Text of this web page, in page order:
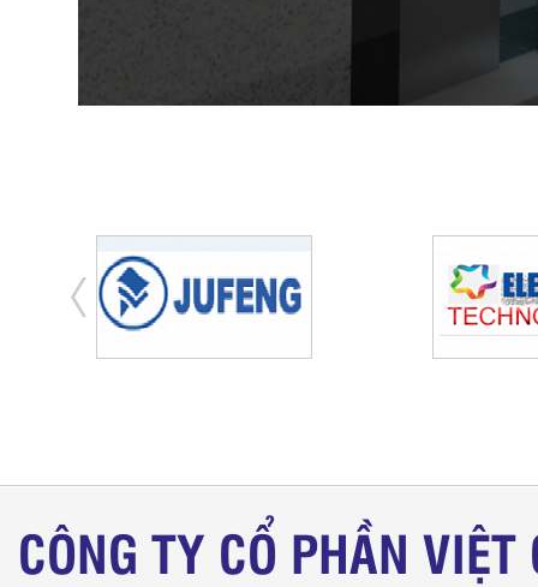
CÔNG TY CỔ PHẦN VIỆT